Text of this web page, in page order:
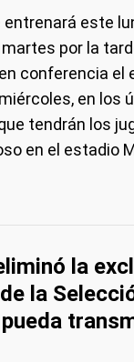
este
martes por la
conferencia el
en los
tendrán los
en el estadio
la
la